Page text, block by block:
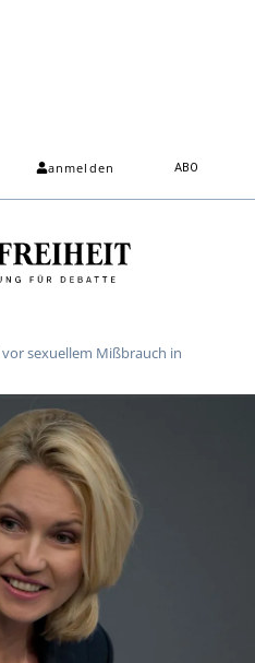
anmelden ABO
sexuellem Mißbrauch in